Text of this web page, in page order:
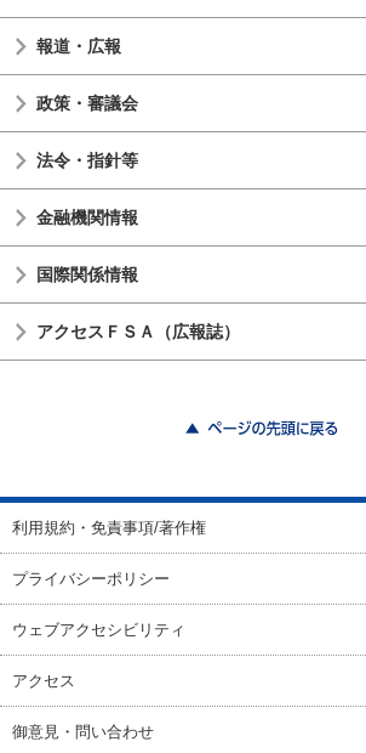
報道・広報
政策・審議会
法令・指針等
金融機関情報
国際関係情報
アクセスＦＳＡ（広報誌）
利用規約・免責事項/著作権
プライバシーポリシー
ウェブアクセシビリティ
アクセス
御意見・問い合わせ